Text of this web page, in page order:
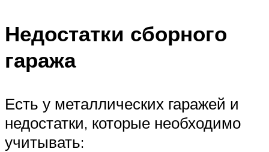
Недостатки сборного
гаража
Есть у металлических гаражей и
недостатки, которые необходимо
учитывать: